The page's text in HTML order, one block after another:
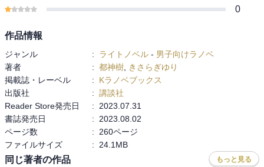
0
作品情報
ジャンル : ライトノベル - 男子向けラノベ
著者
: 都神樹
きさらぎゆり
掲載誌・レーベル
:
Kラノベブックス
出版社
: 講談社
Reader Store発売日
:
2023.07.31
書誌発売日
:
2023.08.02
ページ数
:
260ページ
ファイルサイズ
: 24.1MB
同じ著者の作品 もっと見る